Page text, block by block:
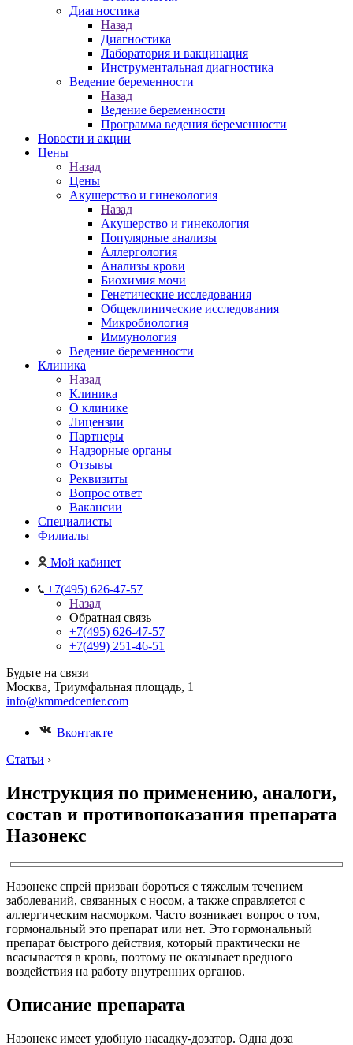
Диагностика
Назад
Диагностика
Лаборатория и вакцинация
Инструментальная диагностика
Ведение беременности
Назад
Ведение беременности
Программа ведения беременности
Новости и акции
Цены
Назад
Цены
Акушерство и гинекология
Назад
Акушерство и гинекология
Популярные анализы
Аллергология
Анализы крови
Биохимия мочи
Генетические исследования
Общеклинические исследования
Микробиология
Иммунология
Ведение беременности
Клиника
Назад
Клиника
О клинике
Лицензии
Партнеры
Надзорные органы
Отзывы
Реквизиты
Вопрос ответ
Вакансии
Специалисты
Филиалы
Мой кабинет
+7(495) 626-47-57
Назад
Обратная связь
+7(495) 626-47-57
+7(499) 251-46-51
Будьте на связи
Москва, Триумфальная площадь, 1
info@kmmedcenter.com
Вконтакте
Статьи ›
Инструкция по применению, аналоги,
состав и противопоказания препарата
Назонекс
Назонекс спрей призван бороться с тяжелым течением
заболеваний, связанных с носом, а также справляется с
аллергическим насморком. Часто возникает вопрос о том,
гормональный это препарат или нет. Это гормональный
препарат быстрого действия, который практически не
всасывается в кровь, поэтому не оказывает вредного
воздействия на работу внутренних органов.
Описание препарата
Назонекс имеет удобную насадку-дозатор. Одна доза